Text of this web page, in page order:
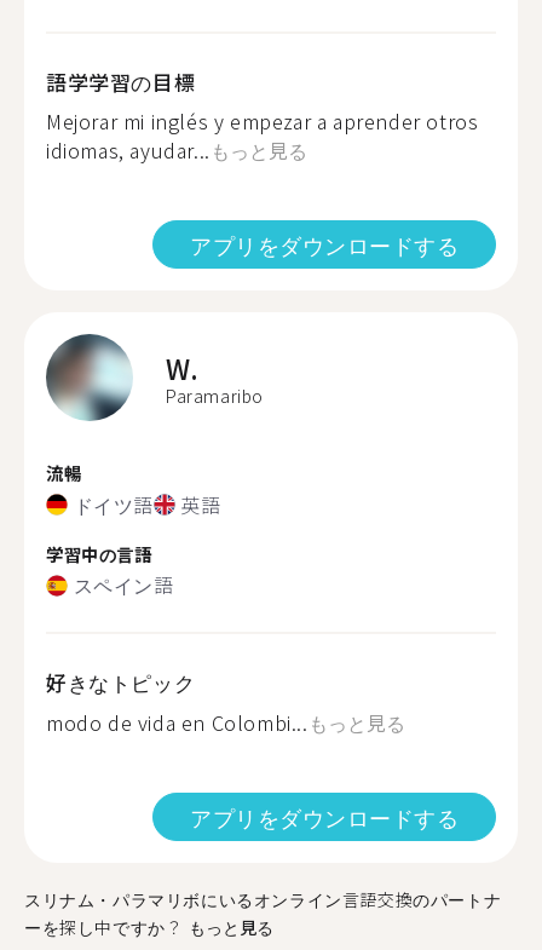
語学学習の目標
Mejorar mi inglés y empezar a aprender otros
idiomas, ayudar... もっと見る
アプリをダウンロードする
W.
Paramaribo
流暢
ドイツ語 英語
学習中の言語
スペイン語
好きなトピック
modo de vida en Colombi... もっと見る
アプリをダウンロードする
スリナム・パラマリボにいるオンライン言語交換のパートナ
ーを探し中ですか？ もっと見る